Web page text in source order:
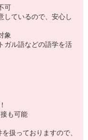
可
しているので、安心し
象
ガル語などの語学を活
も可能
扱っておりますので、